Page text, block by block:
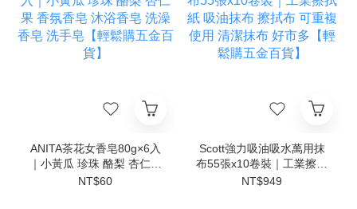
ANITA茶花女香皂80g×6入
｜小黃瓜 珍珠 酪梨 杏仁果
香氛香皂 沐浴香皂 洗澡香
NT$60
Scott強力吸油吸水萬用抹
布55張x10卷裝｜工業擦拭
紙 吸油抹布 擦拭布 可重複
NT$949